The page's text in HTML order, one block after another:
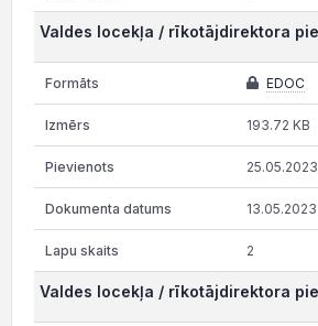
Valdes locekļa / rīkotājdirektora
EDOC
193.72 KB
25.05.2023
13.05.2023
2
Valdes locekļa / rīkotājdirektora